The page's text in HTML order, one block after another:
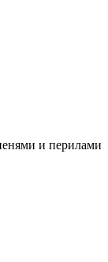
и перилами